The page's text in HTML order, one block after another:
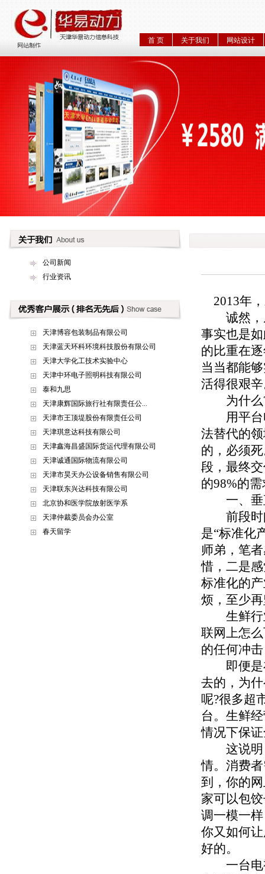
首 页 关于我们 网站设计
公司新闻
行业资讯
天津博容包装制品有限公司
天津蓝天环科环境科技股份有限公司
天津大学化工技术实验中心
天津中环电子照明科技有限公司
泰和九思
天津康辉国际旅行社有限责任公...
天津市王顶堤股份有限责任公司
天津琪意达科技有限公司
天津鑫海昌盛国际货运代理有限公司
天津诚通国际物流有限公司
天津市昊天办公设备销售有限公司
天津联东兴达科技有限公司
北京协和医学院放射医学系
天津仲裁委员会办公室
春天留学
2013年，
诚然，从
事实也是
的比重在
当当都能
活得很艰
为什么
用平台电
法替代的
的，必须
段，最终
的98%的
一、垂直
前段时间
是“标准化
师弟，笔
惜，二是
标准化的
烦，至少
生鲜行业
联网上怎
的任何冲
即便是在
去的，为
呢?很多超
台。生鲜
情况下保
这说明，
情。消费
到，你的
家可以包
调一模一
你又如何
好的。
一台电视